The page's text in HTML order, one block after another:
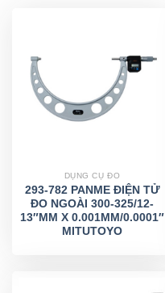
DỤNG CỤ ĐO
293-782 PANME ĐIỆN TỬ
ĐO NGOÀI 300-325/12-
13″MM X 0.001MM/0.0001″
MITUTOYO